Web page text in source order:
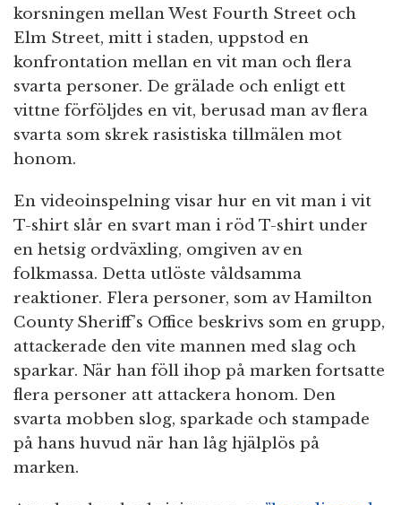
korsningen mellan West Fourth Street och
Elm Street, mitt i staden, uppstod en
konfrontation mellan en vit man och flera
svarta personer. De grälade och enligt ett
vittne förföljdes en vit, berusad man av flera
svarta som skrek rasistiska tillmälen mot
honom.
En videoinspelning visar hur en vit man i vit
T-shirt slår en svart man i röd T-shirt under
en hetsig ordväxling, omgiven av en
folkmassa. Detta utlöste våldsamma
reaktioner. Flera personer, som av Hamilton
County Sheriff’s Office beskrivs som en grupp,
attackerade den vite mannen med slag och
sparkar. När han föll ihop på marken fortsatte
flera personer att attackera honom. Den
svarta mobben slog, sparkade och stampade
på hans huvud när han låg hjälplös på
marken.